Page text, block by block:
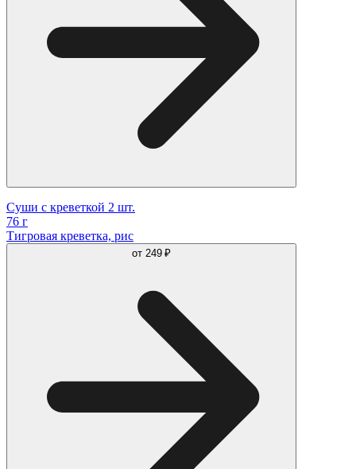
Суши c креветкой 2 шт.
76 г
Тигровая креветка, рис
от 249 ₽